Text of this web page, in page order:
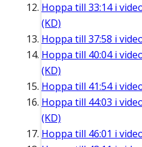
Hoppa till 33:14i
(KD)
Hoppa till 37:58 i
Hoppa till 40:04i
(KD)
Hoppa till 41:54i
Hoppa till 44:03 i
(KD)
Hoppa till 46:01 i